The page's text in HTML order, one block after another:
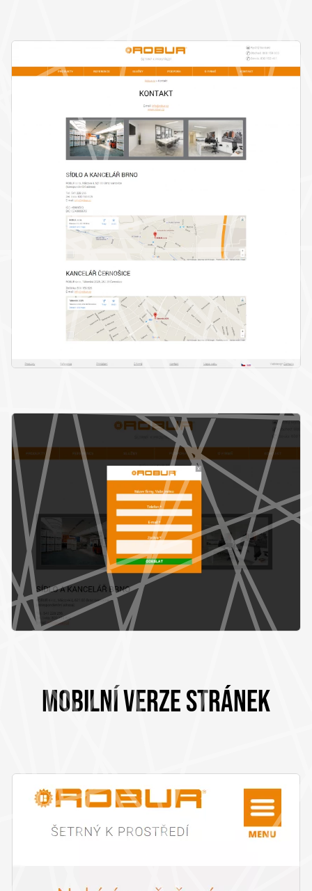
MOBILNÍ VERZE STRÁNEK